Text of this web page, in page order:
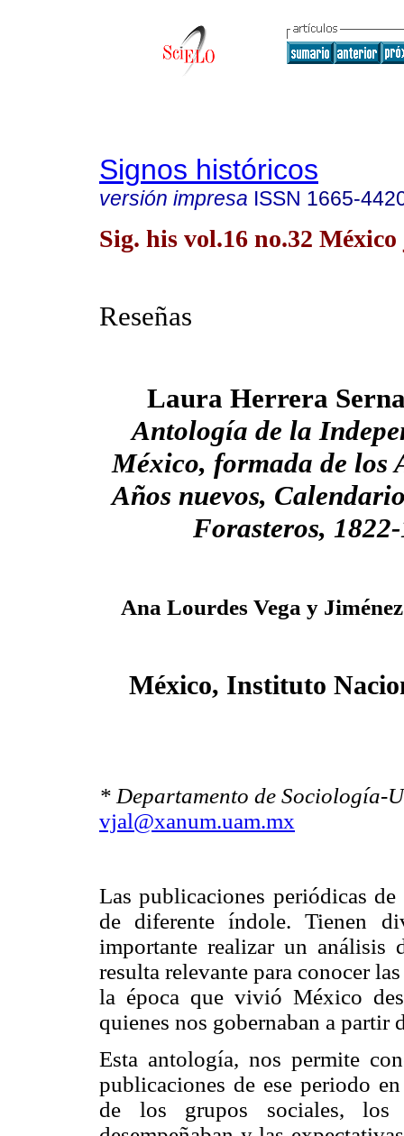
Signos históricos
versión impresa ISSN 1665-
Sig. his vol.16 no.32
Reseñas
Laura Herrera
Antología de la
México, formada de los
Años nuevos,
Forasteros,
Ana Lourdes Vega y
México, Instituto
* Departamento de Sociología-
vjal@xanum.uam.mx
Las publicaciones periódicas
de diferente índole. Tienen
importante realizar un análisis
resulta relevante para conocer
la época que vivió México
quienes nos gobernaban a partir
Esta antología, nos permite
publicaciones de ese periodo
de los grupos sociales, los